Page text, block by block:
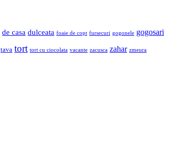
de casa dulceata foaie de copt fursecuri gogonele gogosari
tava tort tort cu ciocolata vacante zacusca zahar zmeura